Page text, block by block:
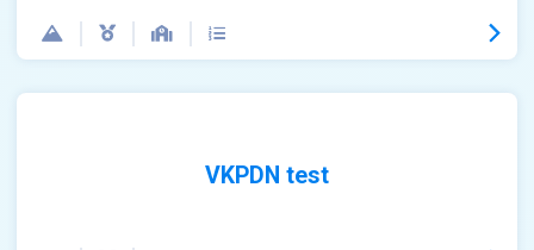
VKPDN test